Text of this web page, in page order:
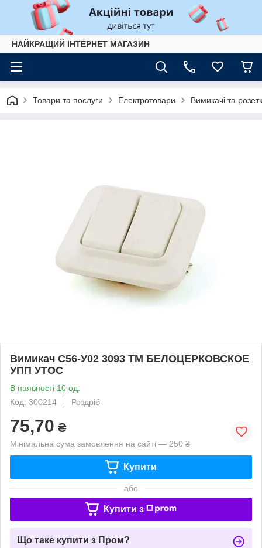
НАЙКРАЩИЙ ІНТЕРНЕТ МАГАЗИН
Товари та послуги Електротовари Вимикачі та
Вимикач С56-У02 3093 ТМ БЕЛОЦЕРКОВСКОЕ
УПП УТОС
В наявності 10 од.
Код: 300214
Роздріб
75,70 ₴
Мінімальна сума замовлення на сайті — 250 ₴
Купити
або
Купити з
Що таке купити з Пром?